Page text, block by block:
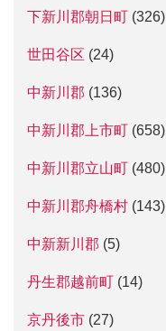
下新川郡朝日町 (326)
世田谷区 (24)
中新川郡 (136)
中新川郡上市町 (658)
中新川郡立山町 (480)
中新川郡舟橋村 (143)
中新新川郡 (5)
丹生郡越前町 (14)
京丹後市 (27)